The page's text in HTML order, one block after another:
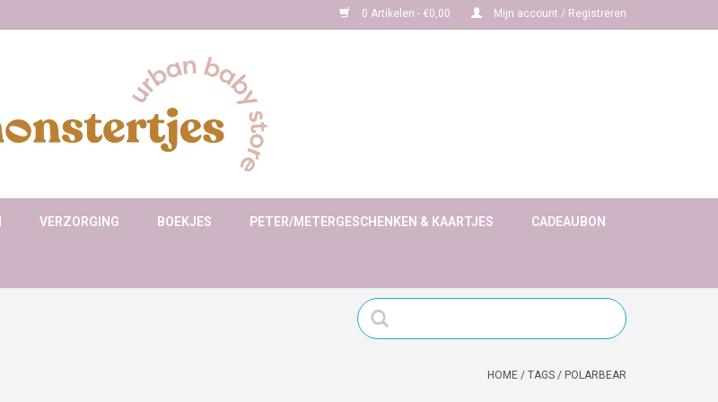
0 Artikelen - €0,00 Mijn account / Registreren
VERZORGING BOEKJES PETER/METERGESCHENKEN & KAARTJES CADEAUBON
HOME / TAGS / POLARBEAR